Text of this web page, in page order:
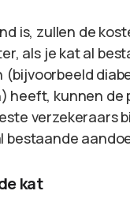
is, zullen de
als je kat al
(bijvoorbeeld
heeft, kunnen de
verzekeraars
bestaande
kat